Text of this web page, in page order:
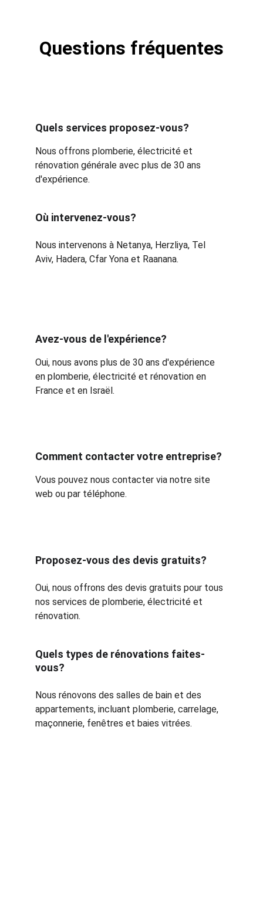
Questions fréquentes
Quels services proposez-vous?
Nous offrons plomberie, électricité et
rénovation générale avec plus de 30 ans
d'expérience.
Où intervenez-vous?
Nous intervenons à Netanya, Herzliya, Tel
Aviv, Hadera, Cfar Yona et Raanana.
Avez-vous de l'expérience?
Oui, nous avons plus de 30 ans d'expérience
en plomberie, électricité et rénovation en
France et en Israël.
Comment contacter votre entreprise?
Vous pouvez nous contacter via notre site
web ou par téléphone.
Proposez-vous des devis gratuits?
Oui, nous offrons des devis gratuits pour tous
nos services de plomberie, électricité et
rénovation.
Quels types de rénovations faites-
vous?
Nous rénovons des salles de bain et des
appartements, incluant plomberie, carrelage,
maçonnerie, fenêtres et baies vitrées.